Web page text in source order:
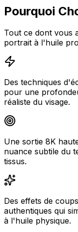
Pourquoi
Tout ce dont vous
portrait à l'huile
Des techniques
pour une
réaliste du visage.
Une sortie 8K
nuance subtile du
tissus.
Des effets de
authentiques qui
à l'huile physique.